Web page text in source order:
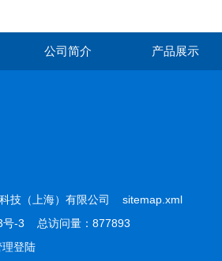
公司简介 产品展示
技（上海）有限公司 sitemap.xml
号-3 总访问量：877893
理登陆